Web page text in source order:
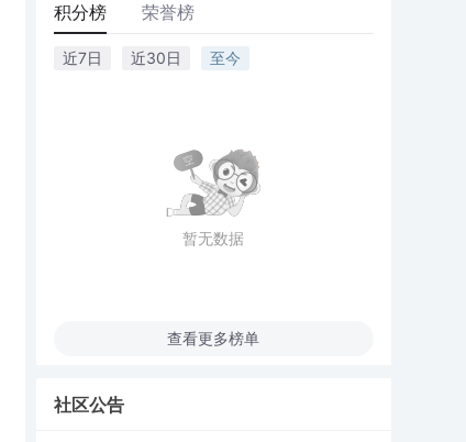
积分榜 荣誉榜
近7日 近30日 至今
暂无数据
查看更多榜单
社区公告